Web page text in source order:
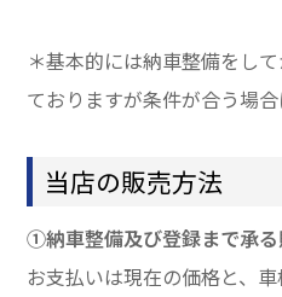
＊基本的には納車整備をし
ておりますが条件が合う場合
当店の販売方法
①納車整備及び登録まで承
お支払いは現在の価格と、